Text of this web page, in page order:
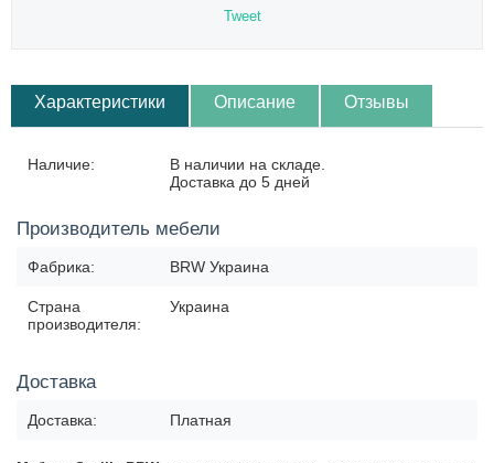
Tweet
Характеристики Описание Отзывы
Наличие:
В наличии на складе.
Доставка до 5 дней
Производитель мебели
Фабрика: BRW Украина
Страна
производителя:
Украина
Доставка
Доставка: Платная